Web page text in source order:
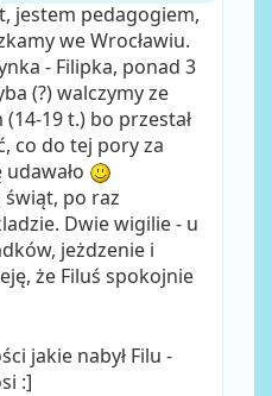
jestem pedagogiem,
we Wrocławiu.
- Filipka, ponad 3
(?) walczymy ze
19 t.) bo przestał
co do tej pory za
świąt, po raz
Dwie wigilie - u
jeżdzenie i
że Filuś spokojnie
jakie nabył Filu -
:]